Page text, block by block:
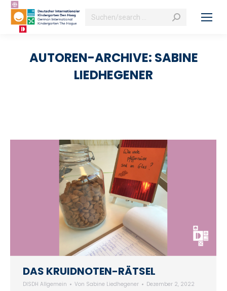
Search:
AUTOREN-ARCHIVE: SABINE
LIEDHEGENER
DAS KRUIDNOTEN-RÄTSEL
DISDH Allgemein Von Sabine Liedhegener Dezember 2, 2022